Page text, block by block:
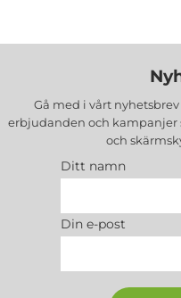
Gå med i vårt
erbjudanden och kampanjer
och
Ditt namn
Din e-post